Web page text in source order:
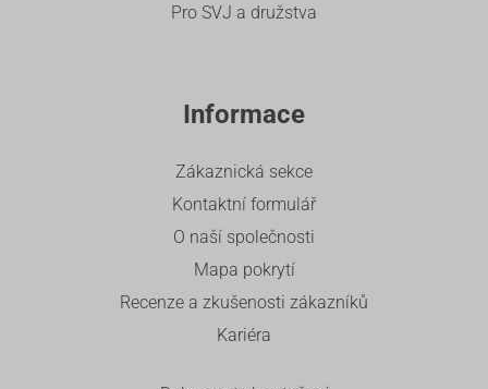
Pro SVJ a družstva
Informace
Zákaznická sekce
Kontaktní formulář
O naší společnosti
Mapa pokrytí
Recenze a zkušenosti zákazníků
Kariéra